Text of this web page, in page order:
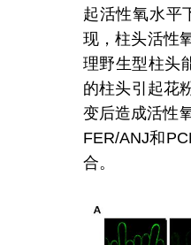
起活性氧水平
现，柱头活性
理野生型柱头
的柱头引起花
变后造成活性
FER/ANJ和
合。